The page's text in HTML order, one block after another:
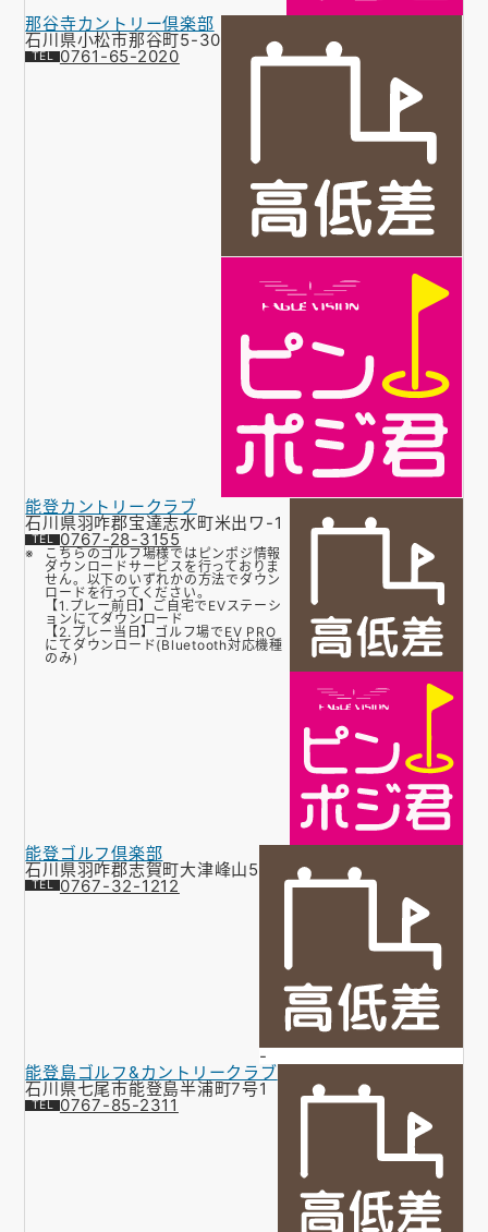
那谷寺カントリー倶楽部
石川県小松市那谷町5-30
0761-65-2020
能登カントリークラブ
石川県羽咋郡宝達志水町米出ワ-1
0767-28-3155
こちらのゴルフ場様ではピンポジ情報
ダウンロードサービスを行っておりま
せん。以下のいずれかの方法でダウン
ロードを行ってください。
【1.プレー前日】ご自宅でEVステーシ
ョンにてダウンロード
【2.プレー当日】ゴルフ場でEV PRO
にてダウンロード(Bluetooth対応機種
のみ)
能登ゴルフ倶楽部
石川県羽咋郡志賀町大津峰山5
0767-32-1212
-
能登島ゴルフ&カントリークラブ
石川県七尾市能登島半浦町7号1
0767-85-2311